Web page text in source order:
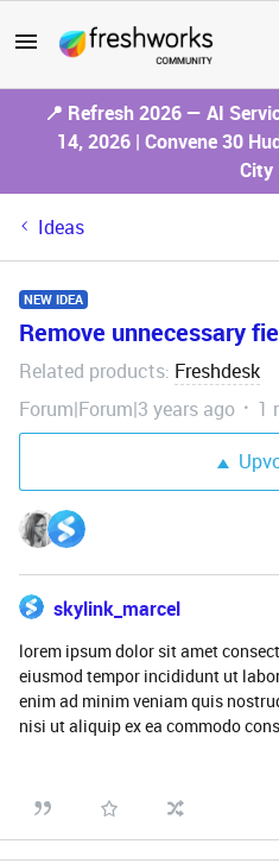
📍 Refresh 2026 — AI
14, 2026 | Convene 30
City
Ideas
NEW IDEA
Remove unnecessary
Related products: Freshdesk
Forum|Forum|3 years ago
1
skylink_marcel
lorem ipsum dolor sit amet
eiusmod tempor incididunt ut
enim ad minim veniam quis
nisi ut aliquip ex ea commodo